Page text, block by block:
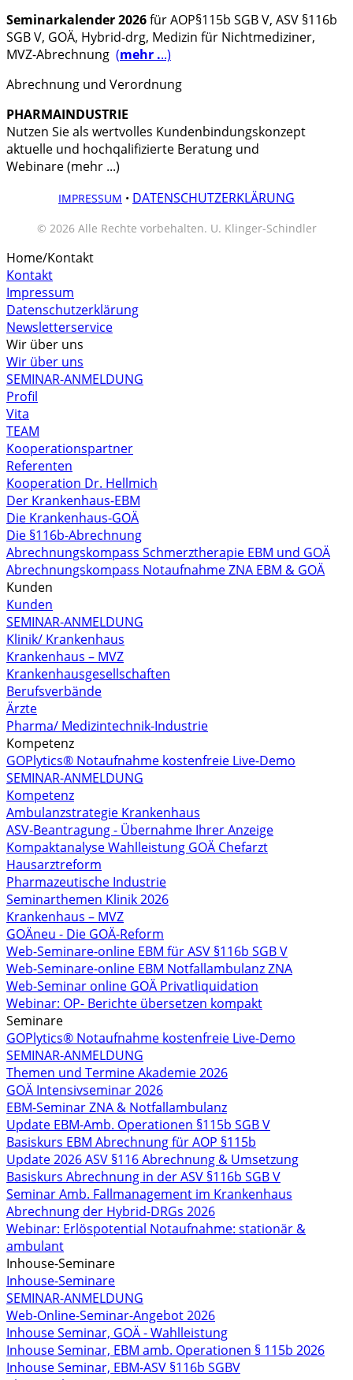
Seminarkalender 2026für AOP§115b SGB V, ASV §116b
SGB V, GOÄ, Hybrid-drg, Medizin für Nichtmediziner,
MVZ-Abrechnung (mehr ...)
Abrechnung und Verordnung
PHARMAINDUSTRIE
Nutzen Sie als wertvolles Kundenbindungskonzept
aktuelle und hochqalifizierte Beratung und
Webinare (mehr ...)
IMPRESSUM • DATENSCHUTZERKLÄRUNG
© 2026 Alle Rechte vorbehalten. U. Klinger-Schindler
Home/Kontakt
Kontakt
Impressum
Datenschutzerklärung
Newsletterservice
Wir über uns
Wir über uns
SEMINAR-ANMELDUNG
Profil
Vita
TEAM
Kooperationspartner
Referenten
Kooperation Dr. Hellmich
Der Krankenhaus-EBM
Die Krankenhaus-GOÄ
Die §116b-Abrechnung
Abrechnungskompass Schmerztherapie EBM und GOÄ
Abrechnungskompass Notaufnahme ZNA EBM & GOÄ
Kunden
Kunden
SEMINAR-ANMELDUNG
Klinik/ Krankenhaus
Krankenhaus – MVZ
Krankenhausgesellschaften
Berufsverbände
Ärzte
Pharma/ Medizintechnik-Industrie
Kompetenz
GOPlytics® Notaufnahme kostenfreie Live-Demo
SEMINAR-ANMELDUNG
Kompetenz
Ambulanzstrategie Krankenhaus
ASV-Beantragung - Übernahme Ihrer Anzeige
Kompaktanalyse Wahlleistung GOÄ Chefarzt
Hausarztreform
Pharmazeutische Industrie
Seminarthemen Klinik 2026
Krankenhaus – MVZ
GOÄneu - Die GOÄ-Reform
Web-Seminare-online EBM für ASV §116b SGB V
Web-Seminare-online EBM Notfallambulanz ZNA
Web-Seminar online GOÄ Privatliquidation
Webinar: OP- Berichte übersetzen kompakt
Seminare
GOPlytics® Notaufnahme kostenfreie Live-Demo
SEMINAR-ANMELDUNG
Themen und Termine Akademie 2026
GOÄ Intensivseminar 2026
EBM-Seminar ZNA & Notfallambulanz
Update EBM-Amb. Operationen §115b SGB V
Basiskurs EBM Abrechnung für AOP §115b
Update 2026 ASV §116 Abrechnung & Umsetzung
Basiskurs Abrechnung in der ASV §116b SGB V
Seminar Amb. Fallmanagement im Krankenhaus
Abrechnung der Hybrid-DRGs 2026
Webinar: Erlöspotential Notaufnahme: stationär &
ambulant
Inhouse-Seminare
Inhouse-Seminare
SEMINAR-ANMELDUNG
Web-Online-Seminar-Angebot 2026
Inhouse Seminar, GOÄ - Wahlleistung
Inhouse Seminar, EBM amb. Operationen § 115b 2026
Inhouse Seminar, EBM-ASV §116b SGBV